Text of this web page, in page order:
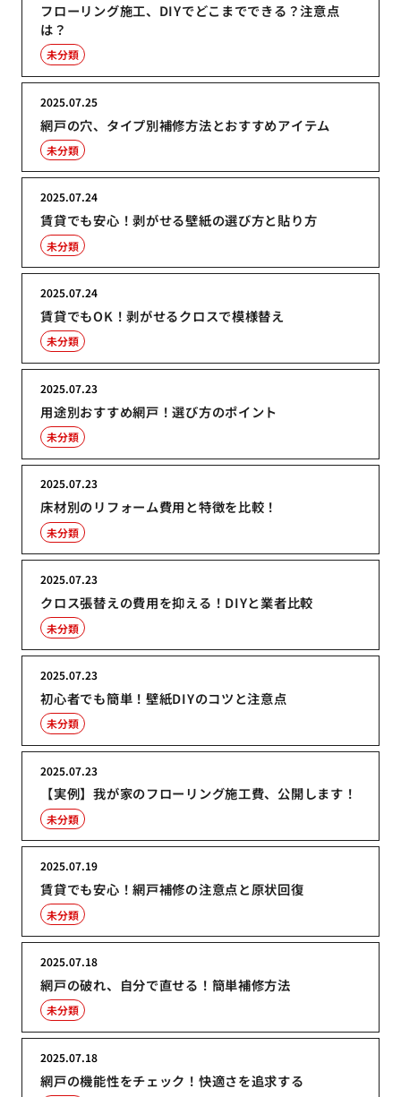
フローリング施工、DIYでどこまでできる？注意点
は？
未分類
網戸の穴、タイプ別補修方法とおすすめアイテム
2025.07.25
未分類
賃貸でも安心！剥がせる壁紙の選び方と貼り方
2025.07.24
未分類
賃貸でもOK！剥がせるクロスで模様替え
2025.07.24
未分類
用途別おすすめ網戸！選び方のポイント
2025.07.23
未分類
床材別のリフォーム費用と特徴を比較！
2025.07.23
未分類
クロス張替えの費用を抑える！DIYと業者比較
2025.07.23
未分類
初心者でも簡単！壁紙DIYのコツと注意点
2025.07.23
未分類
【実例】我が家のフローリング施工費、公開します！
2025.07.23
未分類
賃貸でも安心！網戸補修の注意点と原状回復
2025.07.19
未分類
網戸の破れ、自分で直せる！簡単補修方法
2025.07.18
未分類
網戸の機能性をチェック！快適さを追求する
2025.07.18